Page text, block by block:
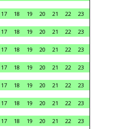
17 18 19 20 21 22 23
17 18 19 20 21 22 23
17 18 19 20 21 22 23
17 18 19 20 21 22 23
17 18 19 20 21 22 23
17 18 19 20 21 22 23
17 18 19 20 21 22 23